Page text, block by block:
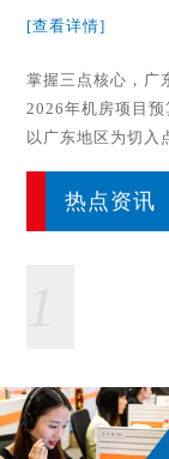
[查看详情]
热点资讯